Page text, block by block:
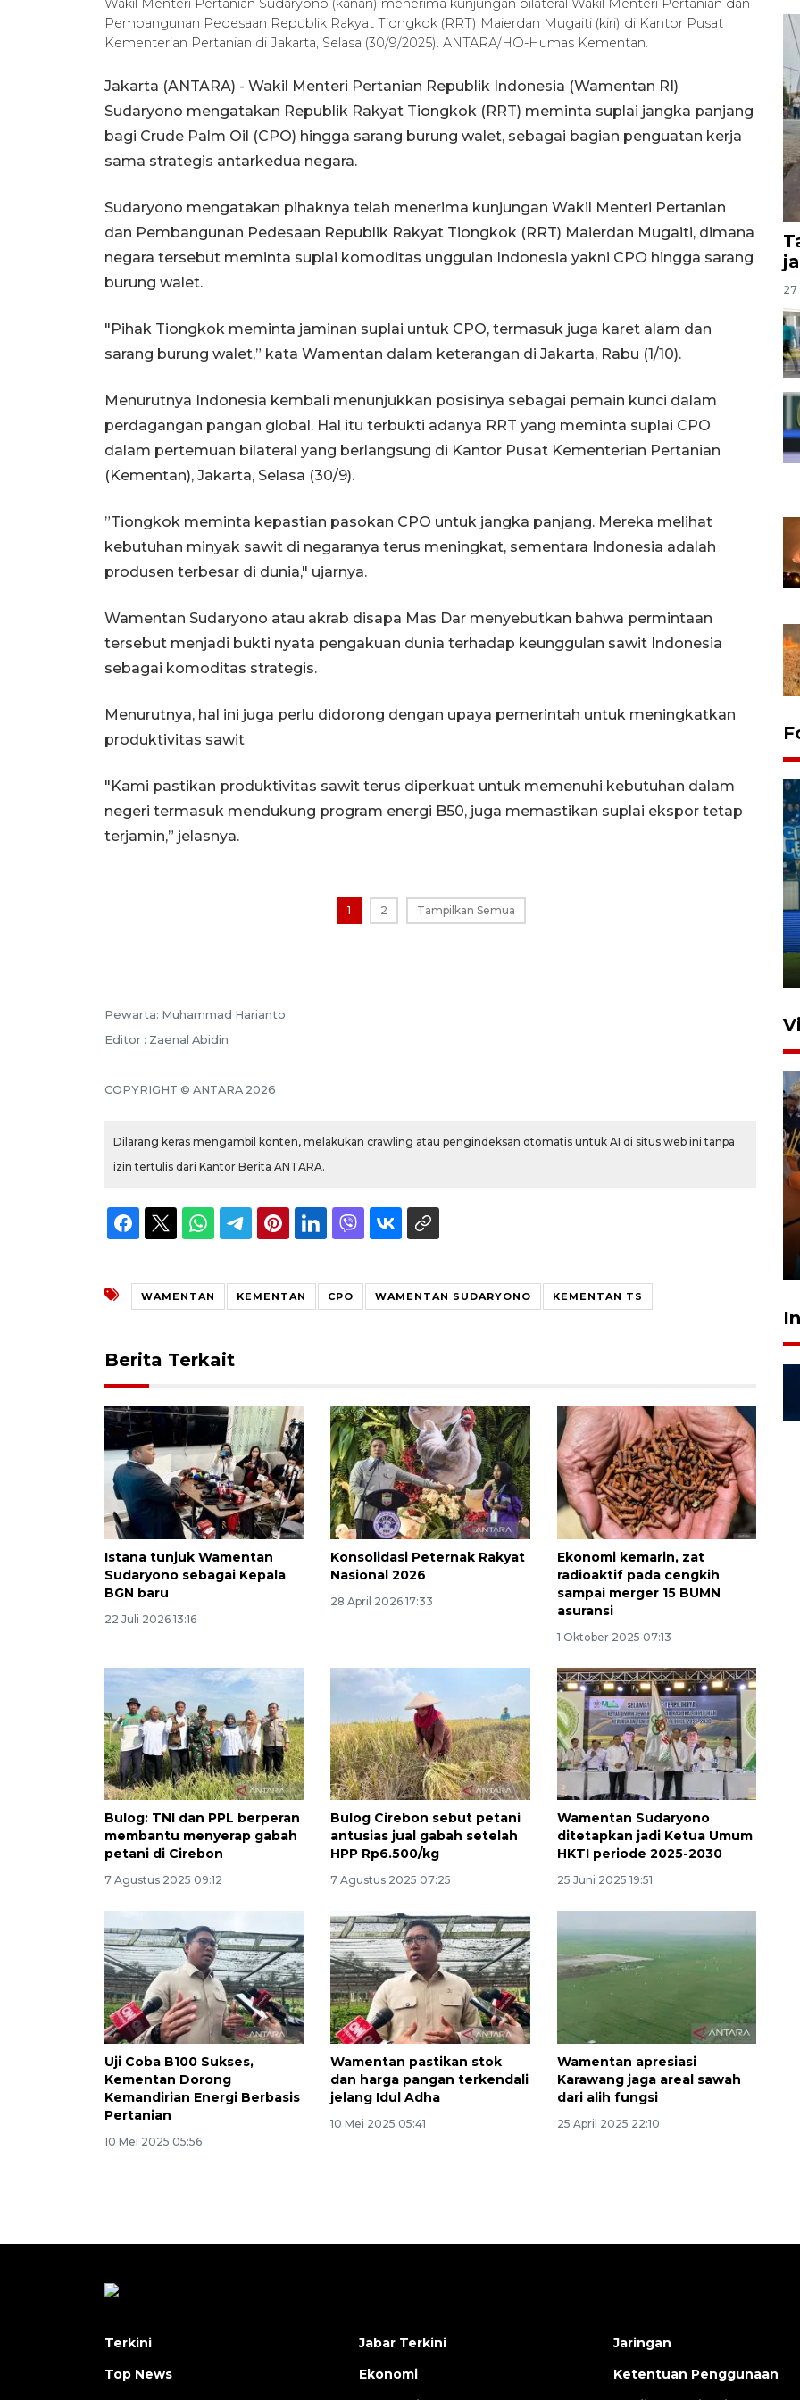
Wakil Menteri Pertanian Sudaryono (kanan) menerima kunjungan bilateral Wakil Menteri Pertanian dan
Pembangunan Pedesaan Republik Rakyat Tiongkok (RRT) Maierdan Mugaiti (kiri) di Kantor Pusat
Kementerian Pertanian di Jakarta, Selasa (30/9/2025). ANTARA/HO-Humas Kementan.
Jakarta (ANTARA) - Wakil Menteri Pertanian Republik Indonesia (Wamentan RI)
Sudaryono mengatakan Republik Rakyat Tiongkok (RRT) meminta suplai jangka panjang
bagi Crude Palm Oil (CPO) hingga sarang burung walet, sebagai bagian penguatan kerja
sama strategis antarkedua negara.
Sudaryono mengatakan pihaknya telah menerima kunjungan Wakil Menteri Pertanian
dan Pembangunan Pedesaan Republik Rakyat Tiongkok (RRT) Maierdan Mugaiti, dimana
negara tersebut meminta suplai komoditas unggulan Indonesia yakni CPO hingga sarang
burung walet.
"Pihak Tiongkok meminta jaminan suplai untuk CPO, termasuk juga karet alam dan
sarang burung walet,” kata Wamentan dalam keterangan di Jakarta, Rabu (1/10).
Menurutnya Indonesia kembali menunjukkan posisinya sebagai pemain kunci dalam
perdagangan pangan global. Hal itu terbukti adanya RRT yang meminta suplai CPO
dalam pertemuan bilateral yang berlangsung di Kantor Pusat Kementerian Pertanian
(Kementan), Jakarta, Selasa (30/9).
”Tiongkok meminta kepastian pasokan CPO untuk jangka panjang. Mereka melihat
kebutuhan minyak sawit di negaranya terus meningkat, sementara Indonesia adalah
produsen terbesar di dunia," ujarnya.
Wamentan Sudaryono atau akrab disapa Mas Dar menyebutkan bahwa permintaan
tersebut menjadi bukti nyata pengakuan dunia terhadap keunggulan sawit Indonesia
sebagai komoditas strategis.
Menurutnya, hal ini juga perlu didorong dengan upaya pemerintah untuk meningkatkan
produktivitas sawit
"Kami pastikan produktivitas sawit terus diperkuat untuk memenuhi kebutuhan dalam
negeri termasuk mendukung program energi B50, juga memastikan suplai ekspor tetap
terjamin,” jelasnya.
1 2 Tampilkan Semua
Pewarta: Muhammad Harianto
Editor : Zaenal Abidin
COPYRIGHT © ANTARA 2026
Dilarang keras mengambil konten, melakukan crawling atau pengindeksan otomatis untuk AI di situs web ini tanpa
izin tertulis dari Kantor Berita ANTARA.
WAMENTAN KEMENTAN CPO WAMENTAN SUDARYONO KEMENTAN TS
Berita Terkait
Istana tunjuk Wamentan
Sudaryono sebagai Kepala
BGN baru
22 Juli 2026 13:16
Konsolidasi Peternak Rakyat
Nasional 2026
28 April 2026 17:33
Ekonomi kemarin, zat
radioaktif pada cengkih
sampai merger 15 BUMN
asuransi
1 Oktober 2025 07:13
Bulog: TNI dan PPL berperan
membantu menyerap gabah
petani di Cirebon
7 Agustus 2025 09:12
Bulog Cirebon sebut petani
antusias jual gabah setelah
HPP Rp6.500/kg
7 Agustus 2025 07:25
Wamentan Sudaryono
ditetapkan jadi Ketua Umum
HKTI periode 2025-2030
25 Juni 2025 19:51
Uji Coba B100 Sukses,
Kementan Dorong
Kemandirian Energi Berbasis
Pertanian
10 Mei 2025 05:56
Wamentan pastikan stok
dan harga pangan terkendali
jelang Idul Adha
10 Mei 2025 05:41
Wamentan apresiasi
Karawang jaga areal sawah
dari alih fungsi
25 April 2025 22:10
27
Penutupan latihan bela negara
dan manajerial SPPI di
Layanan haji Indonesia
semakin memuaskan
2026-08-08 15:00:00
Terkini
Top News
Jabar Terkini
Ekonomi
Jaringan
Ketentuan Penggunaan